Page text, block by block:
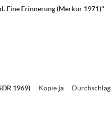
Eine Erinnerung (Merkur 1971)"
1969) Kopie ja Durchschlag